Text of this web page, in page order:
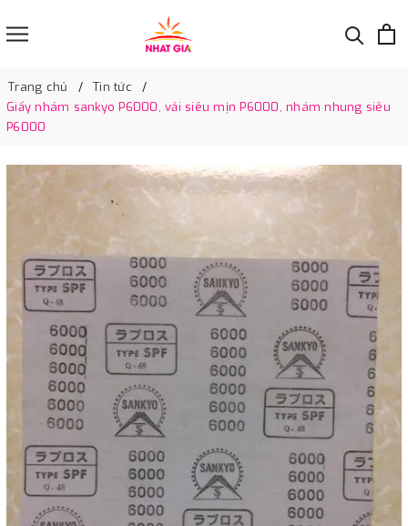
Trang chủ
Tin tức
Giấy nhám sankyo P6000, vải siêu mịn P6000, nhám nhung siêu
P6000